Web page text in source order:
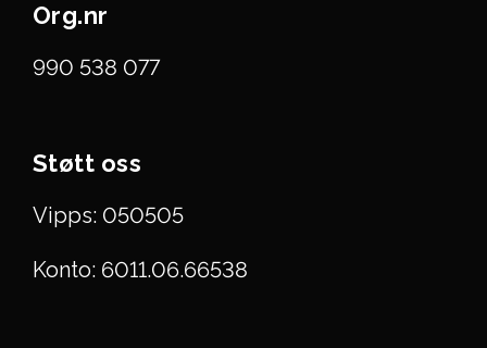
Org.nr
990 538 077
Støtt oss
Vipps: 050505
Konto: 6011.06.66538